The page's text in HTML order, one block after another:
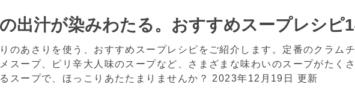
出汁が染みわたる。おすすめスープレシピ
のあさりを使う、おすすめスープレシピをご紹介します。定番のクラム
スープ、ピリ辛大人味のスープなど、さまざまな味わいのスープがたく
スープで、ほっこりあたたまりませんか？ 2023年12月19日 更新